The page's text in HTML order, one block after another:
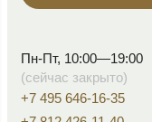
Пн-Пт, 10:00—19:00
(сейчас закрыто)
+7 495 646-16-35